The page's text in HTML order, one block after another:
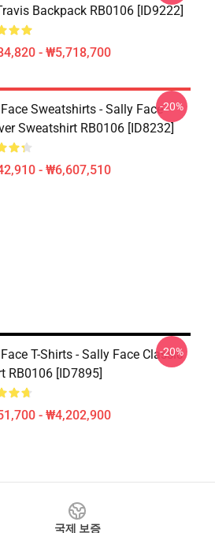
Backpack RB0106 [ID9222]
- ₩5,718,700
Sweatshirts - Sally Face
Sweatshirt RB0106 [ID8232]
- ₩6,607,510
-20%
T-Shirts - Sally Face Classic
RB0106 [ID7895]
- ₩4,202,900
-20%
국제 보증